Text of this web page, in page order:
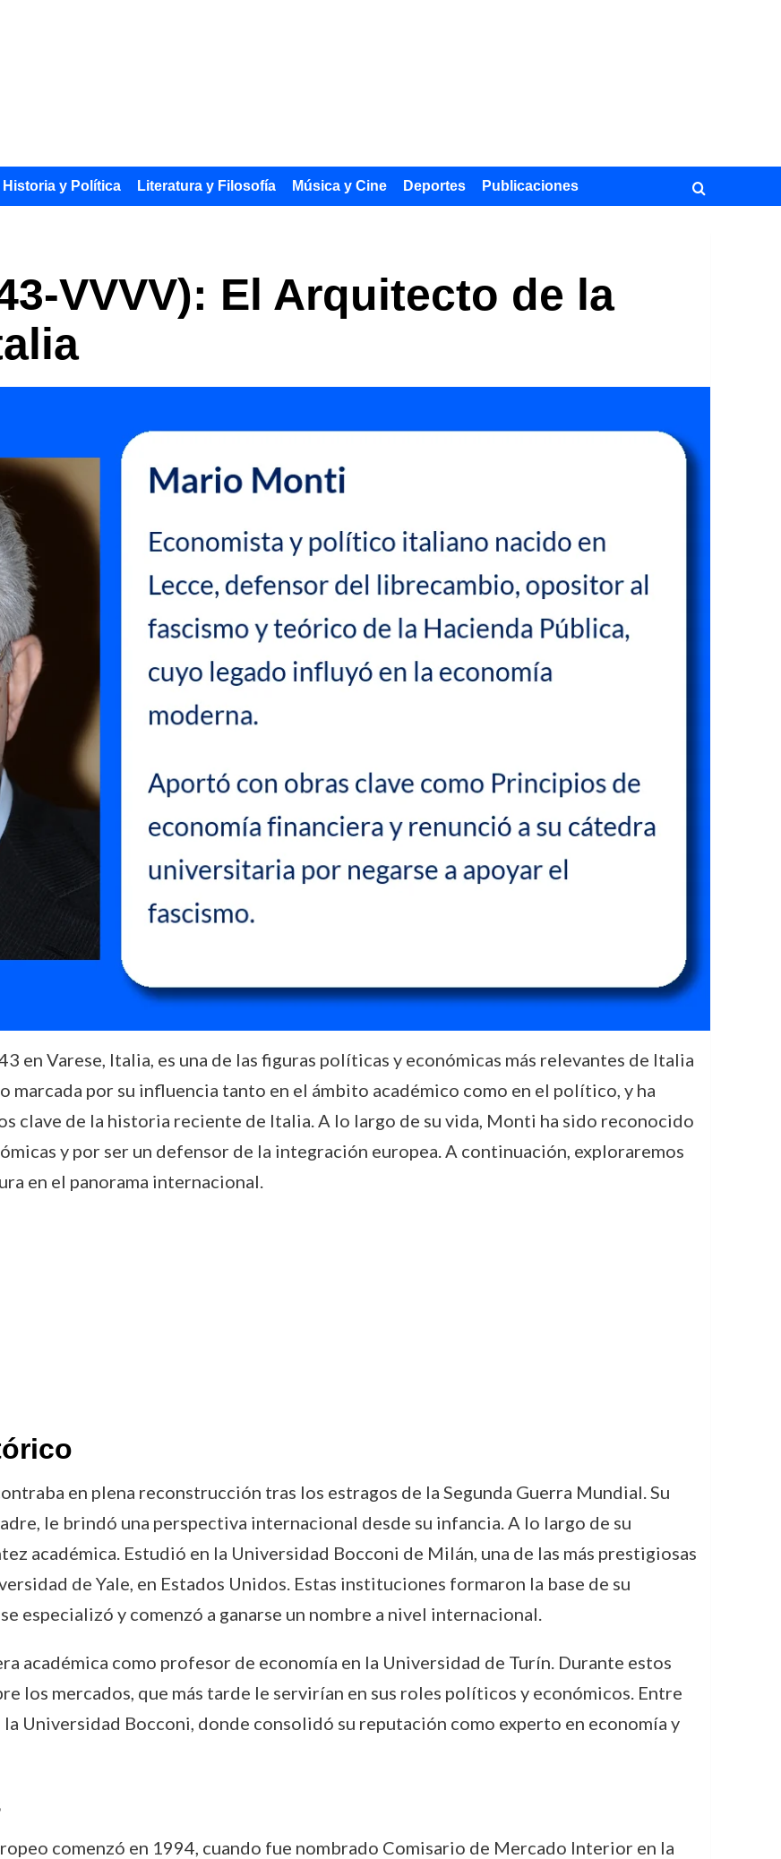
Historia y Política Literatura y Filosofía Música y Cine Deportes Publicaciones
VVVV): El Arquitecto de la
en Varese, Italia, es una de las figuras políticas y económicas más relevantes de Italia
marcada por su influencia tanto en el ámbito académico como en el político, y ha
clave de la historia reciente de Italia. A lo largo de su vida, Monti ha sido reconocido
y por ser un defensor de la integración europea. A continuación, exploraremos
en el panorama internacional.
en plena reconstrucción tras los estragos de la Segunda Guerra Mundial. Su
le brindó una perspectiva internacional desde su infancia. A lo largo de su
académica. Estudió en la Universidad Bocconi de Milán, una de las más prestigiosas
de Yale, en Estados Unidos. Estas instituciones formaron la base de su
especializó y comenzó a ganarse un nombre a nivel internacional.
académica como profesor de economía en la Universidad de Turín. Durante estos
los mercados, que más tarde le servirían en sus roles políticos y económicos. Entre
Universidad Bocconi, donde consolidó su reputación como experto en economía y
comenzó en 1994, cuando fue nombrado Comisario de Mercado Interior en la